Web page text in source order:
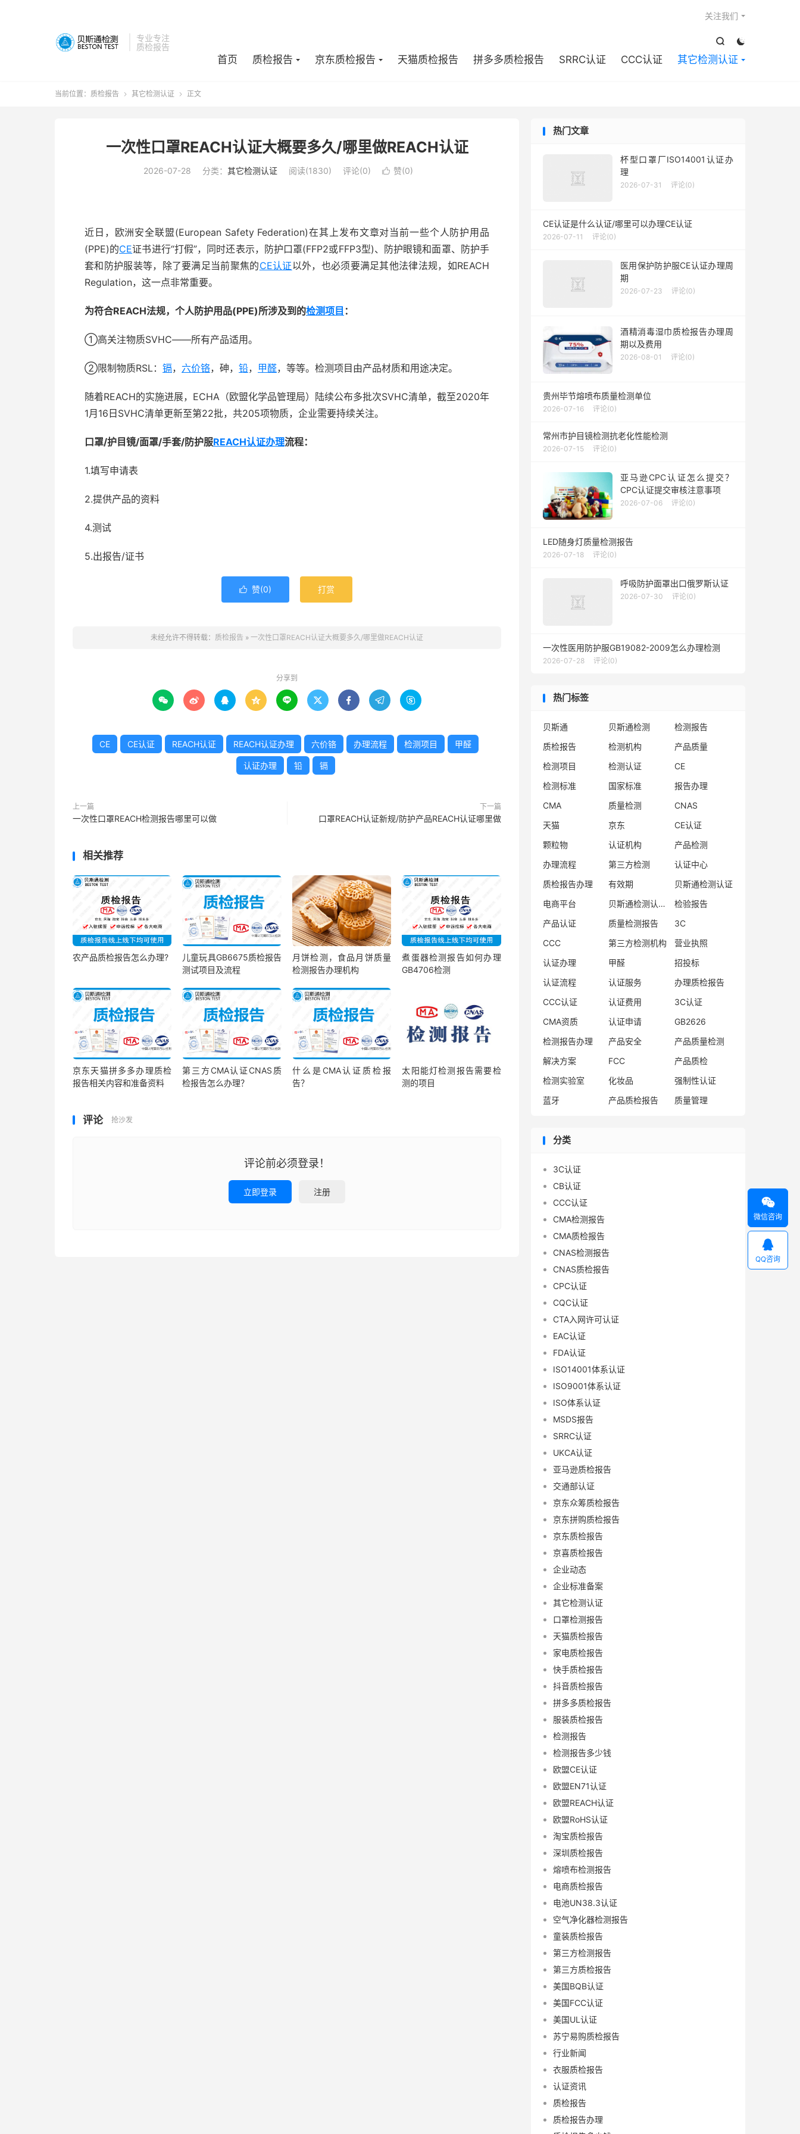
专业专注
质检报告


首页 质检报告 京东质检报告 天猫质检报告 拼多多质检报告 SRRC认证 CCC认证 其它检测认证
关注我们
当前位置： 质检报告  其它检测认证  正文
一次性口罩REACH认证大概要多久/哪里做REACH认证
2026-07-28 分类： 其它检测认证 阅读(1830) 评论(0)  赞(0)
近日，欧洲安全联盟(European Safety Federation)在其上发布文章对当前一些个人防护用品
(PPE)的CE证书进行“打假”，同时还表示，防护口罩(FFP2或FFP3型)、防护眼镜和面罩、防护手
套和防护服装等，除了要满足当前聚焦的CE认证以外，也必须要满足其他法律法规，如REACH
Regulation，这一点非常重要。
为符合REACH法规，个人防护用品(PPE)所涉及到的检测项目 ：
①高关注物质SVHC――所有产品适用。
②限制物质RSL： 镉， 六价铬，砷， 铅， 甲醛，等等。检测项目由产品材质和用途决定。
随着REACH的实施进展，ECHA（欧盟化学品管理局）陆续公布多批次SVHC清单，截至2020年
1月16日SVHC清单更新至第22批，共205项物质，企业需要持续关注。
口罩/护目镜/面罩/手套/防护服REACH认证办理流程：
1.填写申请表
2.提供产品的资料
4.测试
5.出报告/证书
 赞(0) 打赏
未经允许不得转载： 质检报告 » 一次性口罩REACH认证大概要多久/哪里做REACH认证
分享到
        
CE CE认证 REACH认证 REACH认证办理 六价铬 办理流程 检测项目 甲醛
认证办理 铅 镉
上一篇
一次性口罩REACH检测报告哪里可以做
下一篇
口罩REACH认证新规/防护产品REACH认证哪里做
相关推荐
农产品质检报告怎么办理?
儿童玩具GB6675质检报告
测试项目及流程
月饼检测，食品月饼质量
检测报告办理机构
煮蛋器检测报告如何办理
GB4706检测
京东天猫拼多多办理质检
报告相关内容和准备资料
第三方CMA认证CNAS质
检报告怎么办理？
什么是CMA认证质检报
告？
太阳能灯检测报告需要检
测的项目
评论 抢沙发
评论前必须登录！
立即登录 注册
热门文章
杯型口罩厂ISO14001认证办
理
2026-07-31 评论(0)
CE认证是什么认证/哪里可以办理CE认证
2026-07-11 评论(0)
医用保护防护服CE认证办理周
期
2026-07-23 评论(0)
酒精消毒湿巾质检报告办理周
期以及费用
2026-08-01 评论(0)
贵州毕节熔喷布质量检测单位
2026-07-16 评论(0)
常州市护目镜检测抗老化性能检测
2026-07-15 评论(0)
亚马逊CPC认证怎么提交？
CPC认证提交审核注意事项
2026-07-06 评论(0)
LED随身灯质量检测报告
2026-07-18 评论(0)
呼吸防护面罩出口俄罗斯认证
2026-07-30 评论(0)
一次性医用防护服GB19082-2009怎么办理检测
2026-07-28 评论(0)
热门标签
贝斯通 贝斯通检测
检测报告
质检报告
检测机构
产品质量
检测项目
检测认证
CE
检测标准
国家标准
报告办理
CMA
质量检测
CNAS
天猫
京东
CE认证
颗粒物
认证机构
产品检测
办理流程
第三方检测
认证中心
质检报告办理
有效期
贝斯通检测认证
电商平台
贝斯通检测认证中心
检验报告
产品认证
质量检测报告
3C
CCC
第三方检测机构
营业执照
认证办理
甲醛
招投标
认证流程
认证服务
办理质检报告
CCC认证
认证费用
3C认证
CMA资质
认证申请
GB2626
检测报告办理
产品安全
产品质量检测
解决方案
FCC
产品质检
检测实验室
化妆品
强制性认证
蓝牙
产品质检报告 质量管理
分类
3C认证
CB认证
CCC认证
CMA检测报告
CMA质检报告
CNAS检测报告
CNAS质检报告
CPC认证
CQC认证
CTA入网许可认证
EAC认证
FDA认证
ISO14001体系认证
ISO9001体系认证
ISO体系认证
MSDS报告
SRRC认证
UKCA认证
亚马逊质检报告
交通部认证
京东众筹质检报告
京东拼购质检报告
京东质检报告
京喜质检报告
企业动态
企业标准备案
其它检测认证
口罩检测报告
天猫质检报告
家电质检报告
快手质检报告
抖音质检报告
拼多多质检报告
服装质检报告
检测报告
检测报告多少钱
欧盟CE认证
欧盟EN71认证
欧盟REACH认证
欧盟RoHS认证
淘宝质检报告
深圳质检报告
熔喷布检测报告
电商质检报告
电池UN38.3认证
空气净化器检测报告
童装质检报告
第三方检测报告
第三方质检报告
美国BQB认证
美国FCC认证
美国UL认证
苏宁易购质检报告
行业新闻
衣服质检报告
认证资讯
质检报告
质检报告办理

微信咨询

QQ咨询